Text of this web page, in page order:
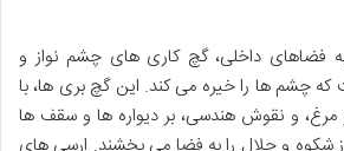
به فضاهای داخلی، گچ کاری های چشم نواز و
چشم ها را خیره می کند. این گچ بری ها، با
و نقوش هندسی، بر دیواره ها و سقف ها